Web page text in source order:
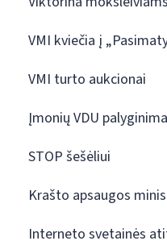
VMI kviečia į
VMI turto aukcionai
Įmonių VDU
STOP šešėliui
Krašto apsaugos
Interneto svetainės